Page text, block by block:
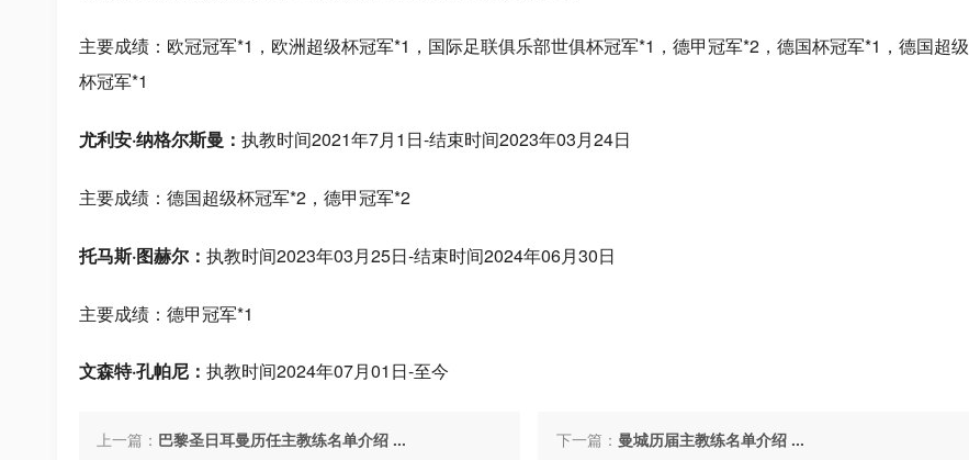
主要成绩：欧冠冠军*1，欧洲超级杯冠军*1，国际足联俱乐部世俱杯冠军*1，德甲冠军*2，德国杯冠军*1，德国超级
杯冠军*1
尤利安·纳格尔斯曼： 执教时间2021年7月1日-结束时间2023年03月24日
主要成绩：德国超级杯冠军*2，德甲冠军*2
托马斯·图赫尔： 执教时间2023年03月25日-结束时间2024年06月30日
主要成绩：德甲冠军*1
文森特·孔帕尼： 执教时间2024年07月01日-至今
上一篇： 巴黎圣日耳曼历任主教练名单介绍 ... 下一篇： 曼城历届主教练名单介绍 ...